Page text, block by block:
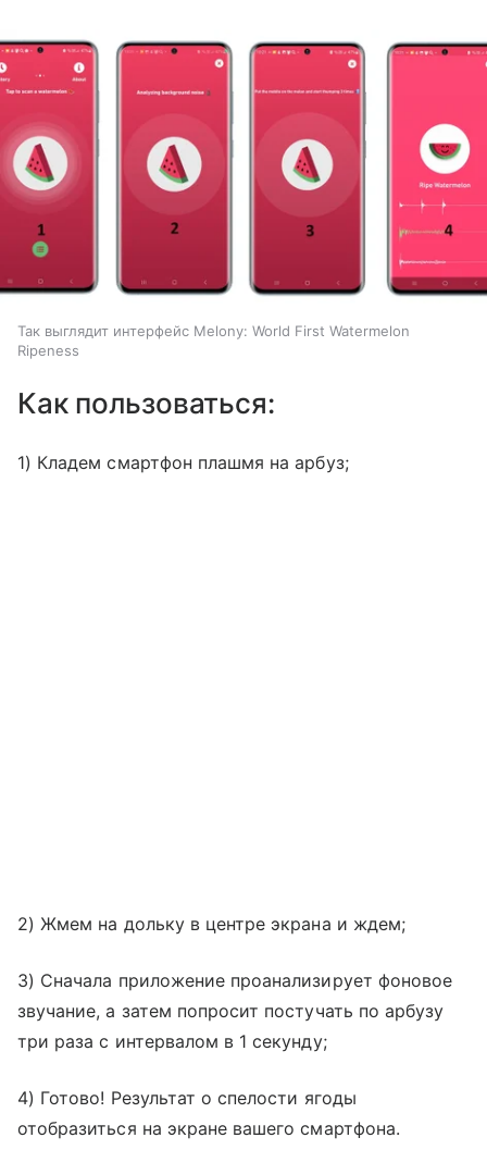
Так выглядит интерфейс Melony: World First Watermelon
Ripeness
Как пользоваться:
1) Кладем смартфон плашмя на арбуз;
2) Жмем на дольку в центре экрана и ждем;
3) Сначала приложение проанализирует фоновое
звучание, а затем попросит постучать по арбузу
три раза с интервалом в 1 секунду;
4) Готово! Результат о спелости ягоды
отобразиться на экране вашего смартфона.